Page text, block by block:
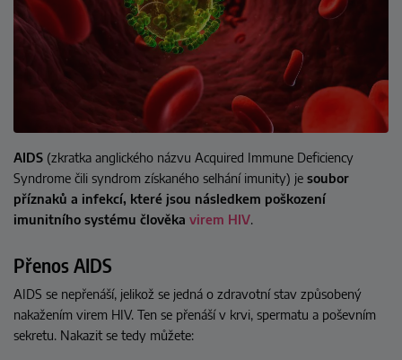
AIDS (zkratka anglického názvu Acquired Immune Deficiency
Syndrome čili syndrom získaného selhání imunity) je soubor
příznaků a infekcí, které jsou následkem poškození
imunitního systému člověka virem HIV.
Přenos AIDS
AIDS se nepřenáší, jelikož se jedná o zdravotní stav způsobený
nakažením virem HIV. Ten se přenáší v krvi, spermatu a poševním
sekretu. Nakazit se tedy můžete: